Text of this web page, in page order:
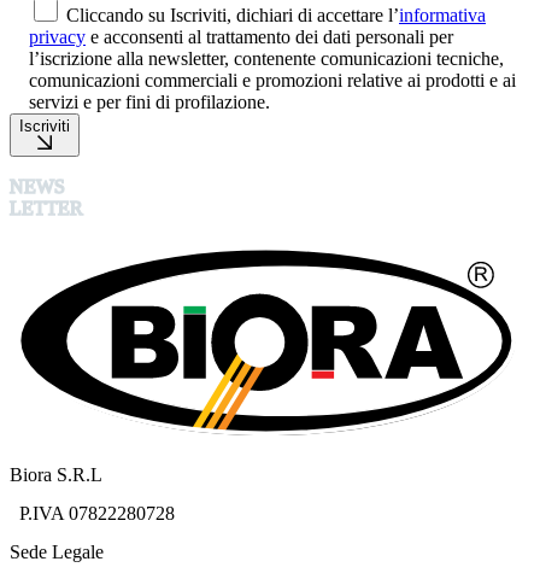
Cliccando su Iscriviti, dichiari di accettare l’informativa
privacy e acconsenti al trattamento dei dati personali per
l’iscrizione alla newsletter, contenente comunicazioni tecniche,
comunicazioni commerciali e promozioni relative ai prodotti e ai
servizi e per fini di profilazione.
Iscriviti
NEWS
LETTER
Biora S.R.L
P.IVA 07822280728
Sede Legale